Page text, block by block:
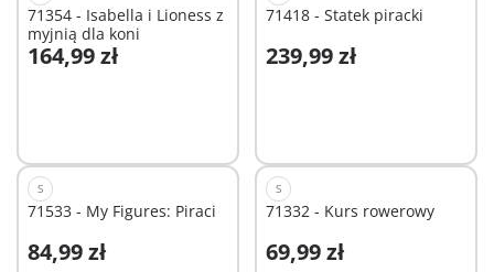
71354 - Isabella i Lioness z
myjnią dla koni
164,99 zł
Dodaj do koszyka
71418 - Statek piracki
239,99 zł
Dodaj do koszyka
S
71533 - My Figures: Piraci
84,99 zł
Dodaj do koszyka
S
71332 - Kurs rowerowy
69,99 zł
Dodaj do koszyka